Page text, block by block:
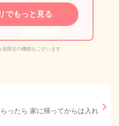
でもっと見る
限定の機能もございます
ったら 家に帰ってからは入れ